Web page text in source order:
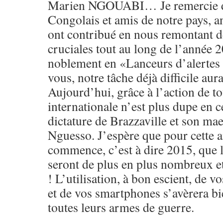
Marien NGOUABI… Je remercie
Congolais et amis de notre pays,
ont contribué en nous remontant
cruciales tout au long de l’année
noblement en «Lanceurs
vous, notre tâche déjà difficile
Aujourd’hui, grâce à l’action de
internationale n’est plus dupe en
dictature de Brazzaville et son
Nguesso. J’espère que pour cette
commence, c’est à dire 2015, que
seront de plus en plus nombreux
! L’utilisation, à bon escient, de
et de vos smartphones s’avèrera
toutes leurs armes de guerre.